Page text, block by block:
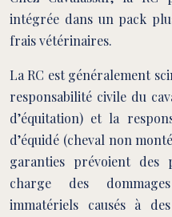
intégrée dans un pack
frais vétérinaires.
La RC est généralement
responsabilité civile du
d’équitation) et la
d’équidé (cheval non
garanties prévoient des
charge des
immatériels causés à